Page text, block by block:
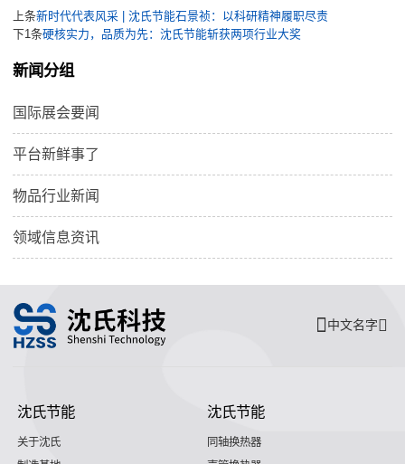
上条新时代代表风采 | 沈氏节能石景祯：以科研精神履职尽责
下1条硬核实力，品质为先：沈氏节能斩获两项行业大奖
新闻分组
国际展会要闻
平台新鲜事了
物品行业新闻
领域信息资讯
中文名字
沈氏节能
关于沈氏
沈氏节能
同轴换热器